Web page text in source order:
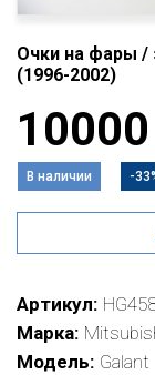
Очки на фары /
(1996-2002)
10000
В наличии -
Артикул
Марка
Модель Galant